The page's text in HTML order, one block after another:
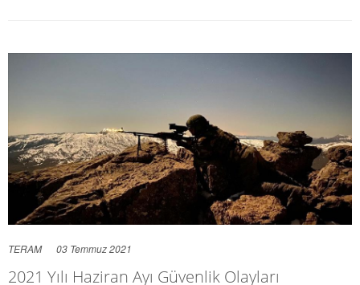
TERAM 03 Temmuz 2021
2021 Yılı Haziran Ayı Güvenlik Olayları